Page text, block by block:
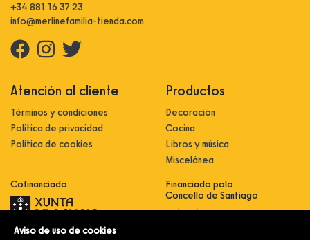
+34 881 16 37 23
info@merlinefamilia-tienda.com
Atención al cliente
Términos y condiciones
Política de privacidad
Política de cookies
Productos
Decoración
Cocina
Libros y música
Miscelánea
Cofinanciado
Financiado polo
Concello de Santiago
Aviso de uso de cookies